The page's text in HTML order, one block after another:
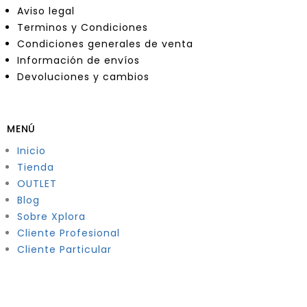
Aviso legal
Terminos y Condiciones
Condiciones generales de venta
Información de envíos
Devoluciones y cambios
MENÚ
Inicio
Tienda
OUTLET
Blog
Sobre Xplora
Cliente Profesional
Cliente Particular